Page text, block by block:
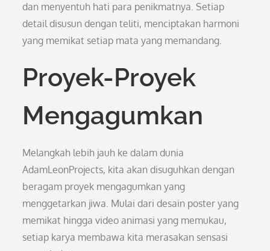
dan menyentuh hati para penikmatnya. Setiap
detail disusun dengan teliti, menciptakan harmoni
yang memikat setiap mata yang memandang.
Proyek-Proyek
Mengagumkan
Melangkah lebih jauh ke dalam dunia
AdamLeonProjects, kita akan disuguhkan dengan
beragam proyek mengagumkan yang
menggetarkan jiwa. Mulai dari desain poster yang
memikat hingga video animasi yang memukau,
setiap karya membawa kita merasakan sensasi